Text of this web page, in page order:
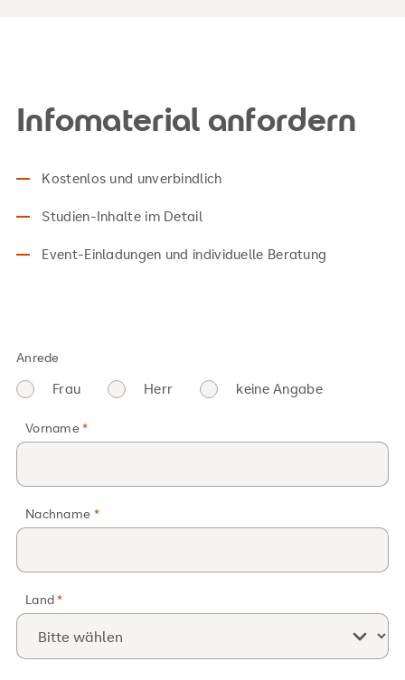
Infomaterial anfordern
Kostenlos und unverbindlich
Studien-Inhalte im Detail
Event-Einladungen und individuelle Beratung
Anrede
Frau Herr keine Angabe
Vorname
Nachname
Land